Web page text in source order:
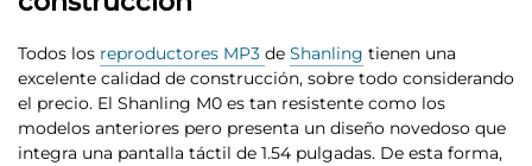
Todos los reproductores MP3 de Shanling tienen una
excelente calidad de construcción, sobre todo considerando
el precio. El Shanling M0 es tan resistente como los
modelos anteriores pero presenta un diseño novedoso que
integra una pantalla táctil de 1.54 pulgadas. De esta forma,